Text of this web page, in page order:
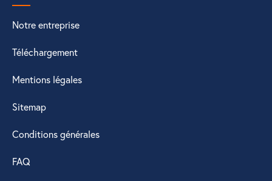
Notre entreprise
Téléchargement
Mentions légales
Sitemap
Conditions générales
FAQ